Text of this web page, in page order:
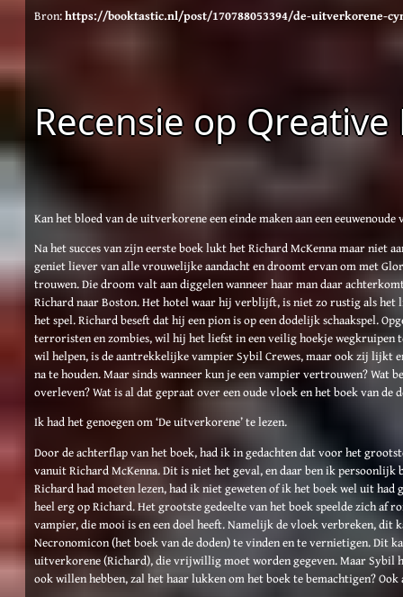
Bron:https://booktastic.nl/post/170788053394/de-uitverkorene-
Recensie op
Kan het bloed van de uitverkorene een einde maken aan een eeuwenoude
Na het succes van zijn eerste boek lukt het Richard McKenna maar niet
geniet liever van alle vrouwelijke aandacht en droomt ervan om met
trouwen. Die droom valt aan diggelen wanneer haar man daar
Richard naar Boston. Het hotel waar hij verblijft, is niet zo rustig als het
het spel. Richard beseft dat hij een pion is op een dodelijk schaakspel.
terroristen en zombies, wil hij het liefst in een veilig hoekje wegkruipen
wil helpen, is de aantrekkelijke vampier Sybil Crewes, maar ook zij lijkt
na te houden. Maar sinds wanneer kun je een vampier vertrouwen? Wat
overleven? Wat is al dat gepraat over een oude vloek en het boek van de
Ik had het genoegen om ‘De uitverkorene’ te lezen.
Door de achterflap van het boek, had ik in gedachten dat voor het
vanuit Richard McKenna. Dit is niet het geval, en daar ben ik
Richard had moeten lezen, had ik niet geweten of ik het boek wel uit had
heel erg op Richard. Het grootste gedeelte van het boek speelde zich af
vampier, die mooi is en een doel heeft. Namelijk de vloek verbreken, dit
Necronomicon (het boek van de doden) te vinden en te vernietigen. Dit
uitverkorene (Richard), die vrijwillig moet worden gegeven. Maar Sybil
ook willen hebben, zal het haar lukken om het boek te bemachtigen?